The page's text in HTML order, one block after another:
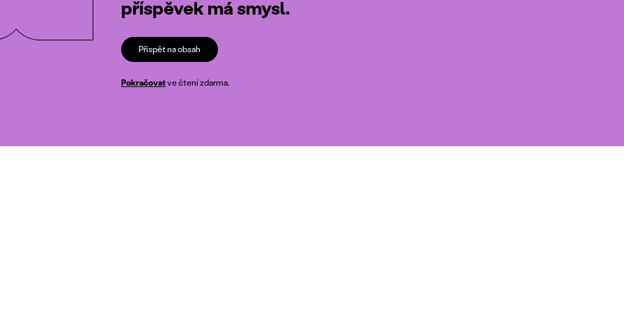
příspěvek má smysl.
Přispět na obsah
Pokračovatve čtení zdarma.